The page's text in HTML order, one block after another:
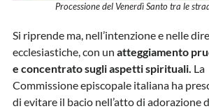
Processione del Venerdì Santo tra le
Si riprende ma, nell’intenzione e nelle
ecclesiastiche, con un atteggiamento
e concentrato sugli aspetti spirituali. La
Commissione episcopale italiana ha
di evitare il bacio nell’atto di adorazione